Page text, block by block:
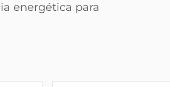
energética para